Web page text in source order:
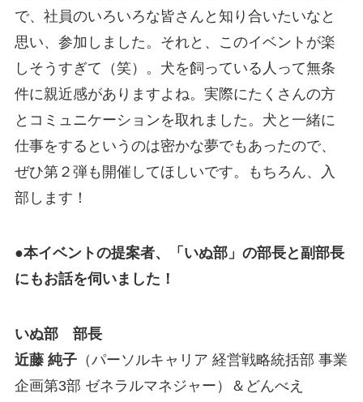
で、社員のいろいろな皆さんと知り合いたいなと
思い、参加しました。それと、このイベントが楽
しそうすぎて（笑）。犬を飼っている人って無条
件に親近感がありますよね。実際にたくさんの方
とコミュニケーションを取れました。犬と一緒に
仕事をするというのは密かな夢でもあったので、
ぜひ第２弾も開催してほしいです。もちろん、入
部します！
●本イベントの提案者、「いぬ部」の部長と副部長
にもお話を伺いました！
いぬ部 部長
近藤 純子（パーソルキャリア 経営戦略統括部 事業
企画第3部 ゼネラルマネジャー）＆どんべえ